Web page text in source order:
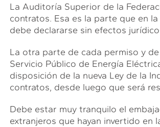
La Auditoría Superior de la
contratos. Esa es la parte que en
debe declararse sin efectos
La otra parte de cada permiso y
Servicio Público de Energía
disposición de la nueva Ley de la
contratos, desde luego que será
Debe estar muy tranquilo el
extranjeros que hayan invertido en